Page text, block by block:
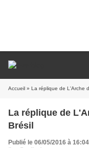
Accueil » La réplique de L'Arche
La réplique de
Brésil
Publié le 06/05/2016 à 16:04